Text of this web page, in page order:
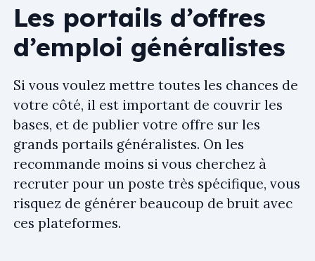
Les portails d’offres
d’emploi généralistes
Si vous voulez mettre toutes les chances de
votre côté, il est important de couvrir les
bases, et de publier votre offre sur les
grands portails généralistes. On les
recommande moins si vous cherchez à
recruter pour un poste très spécifique, vous
risquez de générer beaucoup de bruit avec
ces plateformes.